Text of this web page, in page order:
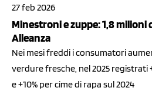
27 feb 2026
Minestroni e zuppe: 1,8 milioni
Alleanza
Nei mesi freddi i consumatori
verdure fresche, nel 2025 registrati
e +10% per cime di rapa sul 2024